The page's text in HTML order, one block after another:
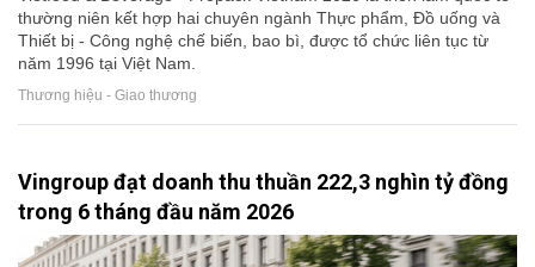
thường niên kết hợp hai chuyên ngành Thực phẩm, Đồ uống và
Thiết bị - Công nghệ chế biến, bao bì, được tổ chức liên tục từ
năm 1996 tại Việt Nam.
Thương hiệu - Giao thương
Vingroup đạt doanh thu thuần 222,3 nghìn tỷ đồng
trong 6 tháng đầu năm 2026